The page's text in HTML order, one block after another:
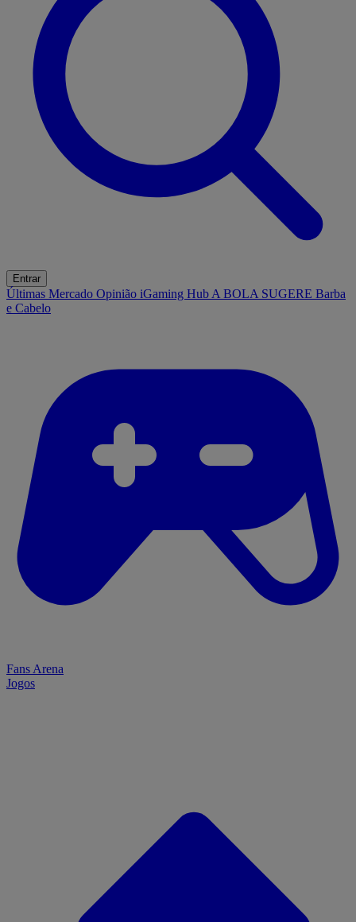
Entrar
Últimas Mercado Opinião iGaming Hub A BOLA SUGERE Barba
e Cabelo
Fans Arena
Jogos